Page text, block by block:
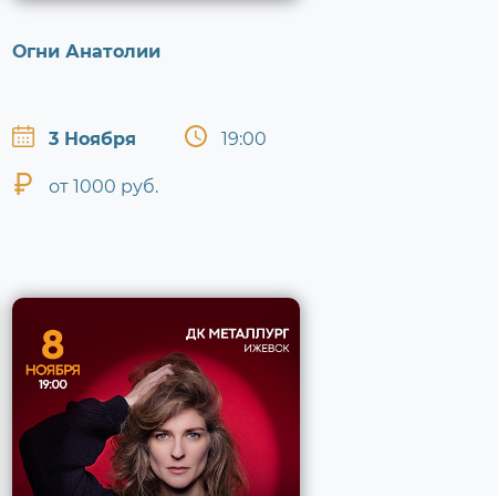
Огни Анатолии
3 Ноября 19:00
от 1000 руб.